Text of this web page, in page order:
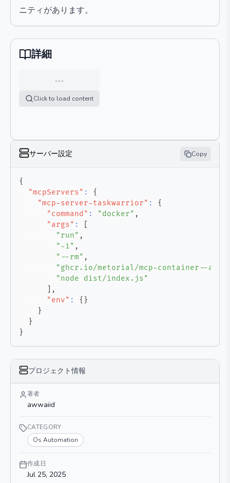
ニティがあります。
詳細
…
Click to load content
サーバー設定 Copy
{
"mcpServers" :
{
"mcp-server-taskwarrior" :
{
"command" : "docker" ,
"args" :
"run" ,
"-i" ,
"--rm" ,
"ghcr.io/metorial/mcp-container--
"node dist/index.js"
,
"env" : { }
}
}
}
プロジェクト情報
著者
awwaiid
CATEGORY
Os Automation
作成日
Jul 25, 2025